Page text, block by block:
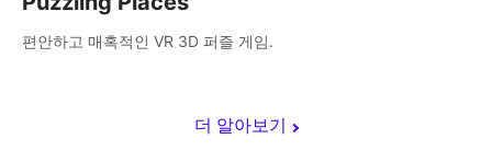
더 알아보기
편안하고 매혹적인 VR 3D 퍼즐 게임.